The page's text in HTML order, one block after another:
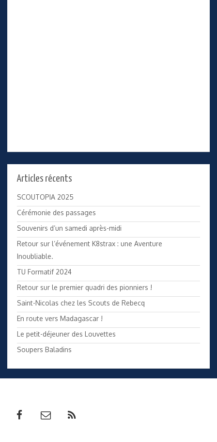
Articles récents
SCOUTOPIA 2025
Cérémonie des passages
Souvenirs d’un samedi après-midi
Retour sur l’événement K8strax : une Aventure
Inoubliable.
TU Formatif 2024
Retour sur le premier quadri des pionniers !
Saint-Nicolas chez les Scouts de Rebecq
En route vers Madagascar !
Le petit-déjeuner des Louvettes
Soupers Baladins